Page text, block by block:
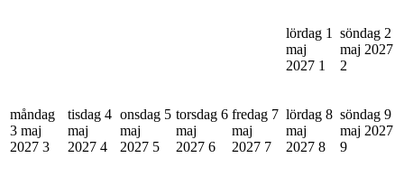
lördag 1
maj
2027 1
söndag 2
maj 2027
2
måndag
3 maj
2027 3
tisdag 4
maj
2027 4
onsdag 5
maj
2027 5
torsdag 6
maj
2027 6
fredag 7
maj
2027 7
lördag 8
maj
2027 8
söndag 9
maj 2027
9